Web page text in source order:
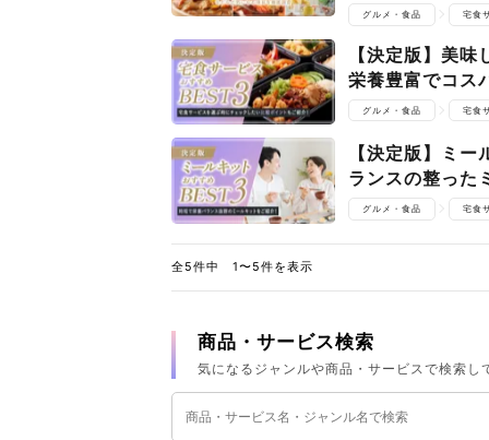
グルメ・食品 宅食
【決定版】美
栄養豊富でコス
グルメ・食品 宅食
【決定版】ミ
ランスの整った
グルメ・食品 宅食
全5件中 1〜5件を表示
商品・サービス検索
気になるジャンルや商品・サービスで検索し